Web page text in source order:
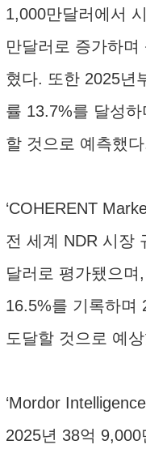
1,000만달러에서
만달러로 증가하
혔다. 또한 2025년
률 13.7%를 달성
할 것으로 예측했
‘COHERENT
전 세계 NDR 시장
달러로 평가됐으
16.5%를 기록하며
도달할 것으로 예
‘Mordor
2025년 38억